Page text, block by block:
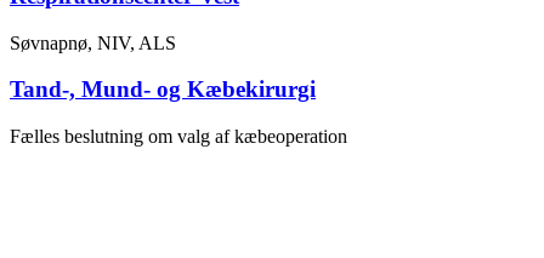
Søvnapnø, NIV, ALS
Tand-, Mund- og Kæbekirurgi
Fælles beslutning om valg af kæbeoperation